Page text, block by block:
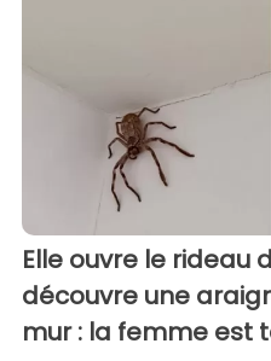
Elle ouvre le rideau
découvre une
mur : la femme est